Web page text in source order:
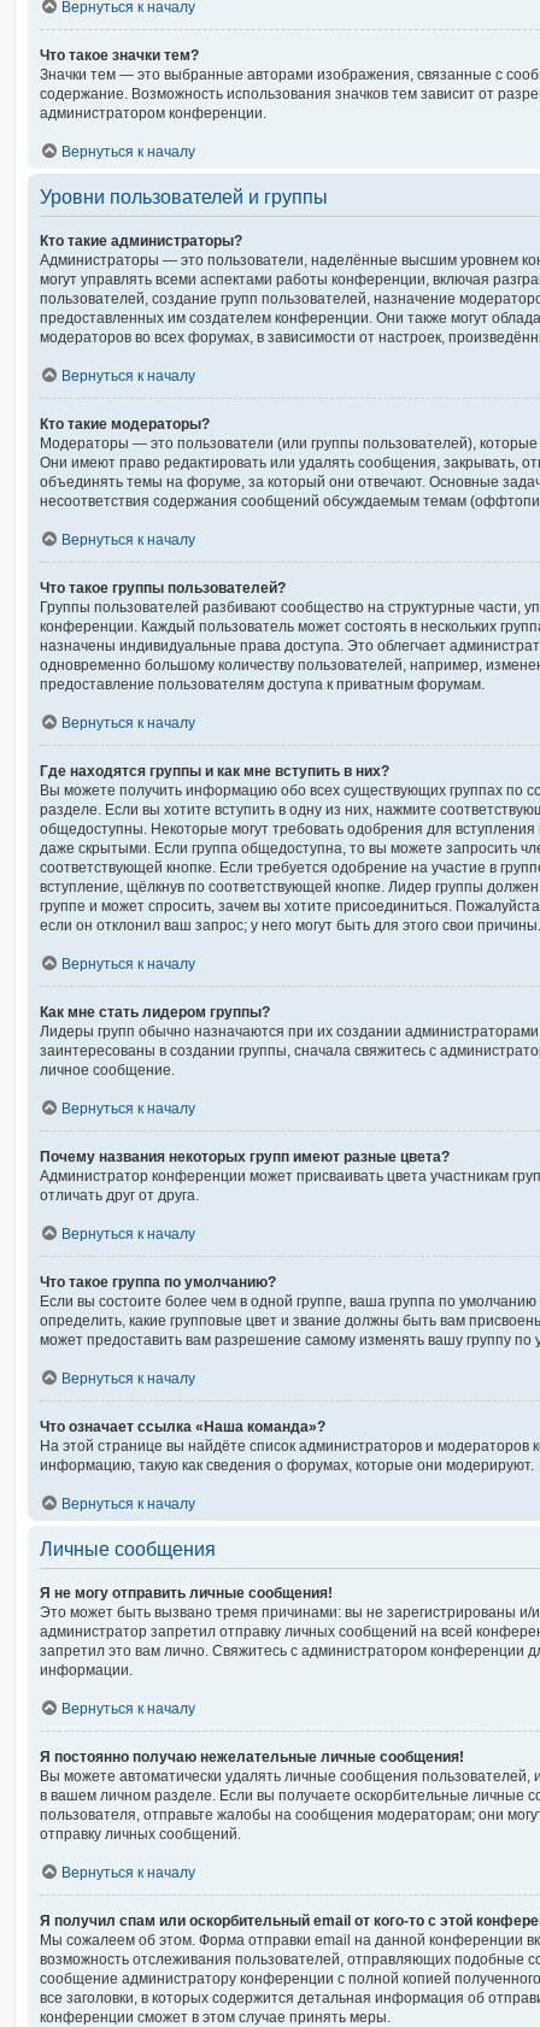
Вернуться к началу
Что такое значки тем?
Значки тем — это выбранные авторами изображения, связанные с
содержание. Возможность использования значков тем зависит от
администратором конференции.
Вернуться к началу
Уровни пользователей и группы
Кто такие администраторы?
Администраторы — это пользователи, наделённые высшим уровнем
могут управлять всеми аспектами работы конференции, включая
пользователей, создание групп пользователей, назначение
предоставленных им создателем конференции. Они также могут
модераторов во всех форумах, в зависимости от настроек,
Вернуться к началу
Кто такие модераторы?
Модераторы — это пользователи (или группы пользователей),
Они имеют право редактировать или удалять сообщения, закрывать,
объединять темы на форуме, за который они отвечают. Основные
несоответствия содержания сообщений обсуждаемым темам
Вернуться к началу
Что такое группы пользователей?
Группы пользователей разбивают сообщество на структурные части,
конференции. Каждый пользователь может состоять в нескольких
назначены индивидуальные права доступа. Это облегчает
одновременно большому количеству пользователей, например,
предоставление пользователям доступа к приватным форумам.
Вернуться к началу
Где находятся группы и как мне вступить в них?
Вы можете получить информацию обо всех существующих группах по
разделе. Если вы хотите вступить в одну из них, нажмите
общедоступны. Некоторые могут требовать одобрения для
даже скрытыми. Если группа общедоступна, то вы можете запросить
соответствующей кнопке. Если требуется одобрение на участие в
вступление, щёлкнув по соответствующей кнопке. Лидер группы
группе и может спросить, зачем вы хотите присоединиться.
если он отклонил ваш запрос; у него могут быть для этого свои причины.
Вернуться к началу
Как мне стать лидером группы?
Лидеры групп обычно назначаются при их создании
заинтересованы в создании группы, сначала свяжитесь с
личное сообщение.
Вернуться к началу
Почему названия некоторых групп имеют разные цвета?
Администратор конференции может присваивать цвета участникам
отличать друг от друга.
Вернуться к началу
Что такое группа по умолчанию?
Если вы состоите более чем в одной группе, ваша группа по умолчанию
определить, какие групповые цвет и звание должны быть вам
может предоставить вам разрешение самому изменять вашу группу
Вернуться к началу
Что означает ссылка «Наша команда»?
На этой странице вы найдёте список администраторов и модераторов
информацию, такую как сведения о форумах, которые они модерируют.
Вернуться к началу
Личные сообщения
Я не могу отправить личные сообщения!
Это может быть вызвано тремя причинами: вы не зарегистрированы
администратор запретил отправку личных сообщений на всей
запретил это вам лично. Свяжитесь с администратором конференции
информации.
Вернуться к началу
Я постоянно получаю нежелательные личные сообщения!
Вы можете автоматически удалять личные сообщения пользователей,
в вашем личном разделе. Если вы получаете оскорбительные личные
пользователя, отправьте жалобы на сообщения модераторам; они
отправку личных сообщений.
Вернуться к началу
Я получил спам или оскорбительный email от кого-то с этой
Мы сожалеем об этом. Форма отправки email на данной конференции
возможность отслеживания пользователей, отправляющих подобные
сообщение администратору конференции с полной копией
все заголовки, в которых содержится детальная информация об
конференции сможет в этом случае принять меры.